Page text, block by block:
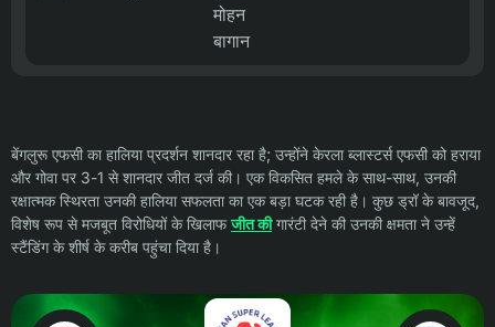
मोहन
बागान
बेंगलुरू एफसी का हालिया प्रदर्शन शानदार रहा है; उन्होंने केरला ब्लास्टर्स एफसी को हराया
और गोवा पर 3-1 से शानदार जीत दर्ज की। एक विकसित हमले के साथ-साथ, उनकी
रक्षात्मक स्थिरता उनकी हालिया सफलता का एक बड़ा घटक रही है। कुछ ड्रॉ के बावजूद,
विशेष रूप से मजबूत विरोधियों के खिलाफजीत कीगारंटी देने की उनकी क्षमता ने उन्हें
स्टैंडिंग के शीर्ष के करीब पहुंचा दिया है।